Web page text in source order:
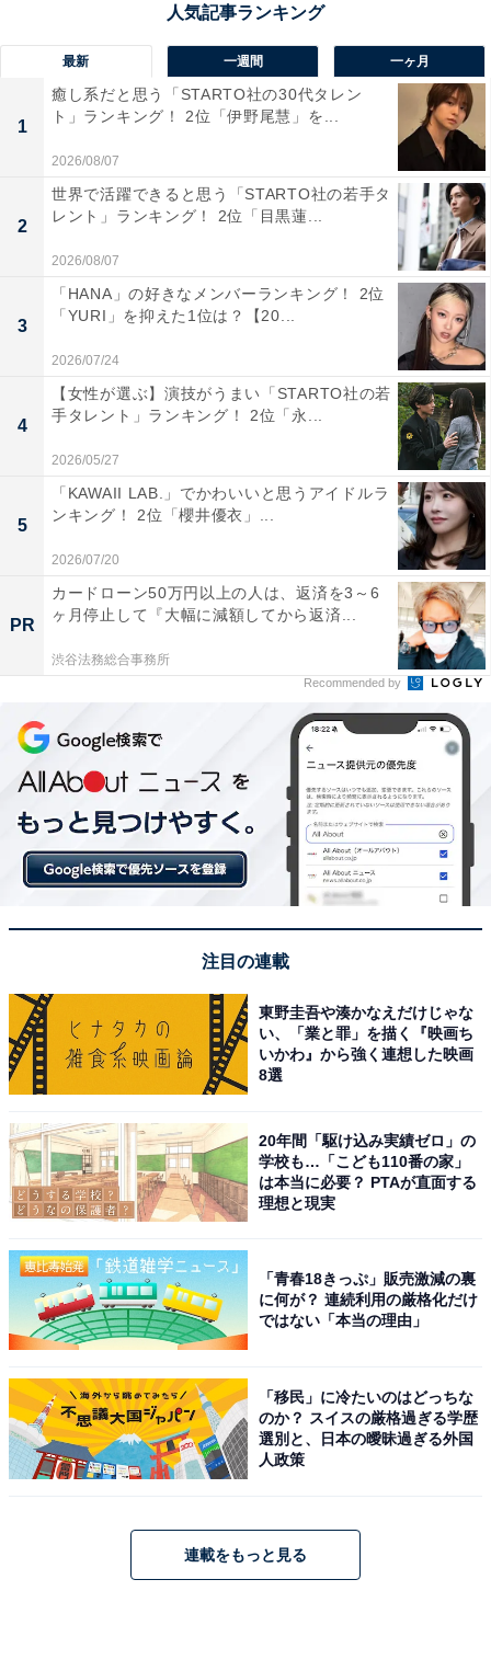
1位：『映画 謎解きはディナーのあとで』：影山
1位は『映画 謎解きはディナーのあとで』です。東川篤
哉さんによる同名小説が原作で、2011年にフジテレビ系
でドラマを放送。人気を集め、劇場版として『映画 謎解
きはディナーのあとで』が制作されました。
櫻井さんは、北川景子さん演じる刑事・宝生麗子のサポ
ートをする執事の「影山」を熱演。劇場版では、豪華客
船でバカンスを楽しんでいた麗子と影山が、殺人事件に
遭遇して謎解きをすることになります。
回答者からは、「映画では、櫻井さんの推理が、冴えな
いところが面白いです」（兵庫県／60代女性）、「びし
っと決まった髪型には、そぐわない衣装だったり、行動
がドラマよりパワーアップしていて面白かった」（神奈
川県／40代女性）、「謎も面白いしギャグ演出もあるの
で好きです。翔くんが演じる役は早口なところもあるの
で滑舌がいい翔くんにぴったり」（山梨県／20代女性）
などのコメントが寄せられました。
＞9位までの全ランキング結果を見る
長年にわたってテレビ局でバラエティ番組、情報番組な
どを制作。その後、フリーランスの編集・ライターに転
身。芸能情報に精通し、週刊誌、ネットニュースでテレ
ビや芸能人に関するコラムなどを執筆。編集プロダクシ
ョン「ゆるま」を立ち上げる。
「櫻井翔」出演の好きなドラマランキング！ 2
最新 一週間 一ヶ月
1
癒し系だと思う「STARTO社の30代タレン
ト」ランキング！ 2位「伊野尾慧」を...
2026/08/07
2
世界で活躍できると思う「STARTO社の若手タ
レント」ランキング！ 2位「目黒蓮...
2026/08/07
3
「HANA」の好きなメンバーランキング！ 2位
「YURI」を抑えた1位は？【20...
2026/07/24
4
【女性が選ぶ】演技がうまい「STARTO社の若
手タレント」ランキング！ 2位「永...
2026/05/27
5
「KAWAII LAB.」でかわいいと思うアイドルラ
ンキング！ 2位「櫻井優衣」...
2026/07/20
PR
カードローン50万円以上の人は、返済を3～6
ヶ月停止して『大幅に減額してから返済...
渋谷法務総合事務所
Recommended by
注目の連載
東野圭吾や湊かなえだけじゃな
い、「業と罪」を描く『映画ち
いかわ』から強く連想した映画
8選
20年間「駆け込み実績ゼロ」の
学校も…「こども110番の家」
は本当に必要？ PTAが直面する
理想と現実
「青春18きっぷ」販売激減の裏
に何が？ 連続利用の厳格化だけ
ではない「本当の理由」
「移民」に冷たいのはどっちな
のか？ スイスの厳格過ぎる学歴
選別と、日本の曖昧過ぎる外国
人政策
連載をもっと見る